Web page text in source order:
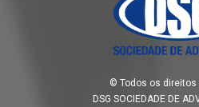
© Todos os direitos
DSG SOCIEDADE DE